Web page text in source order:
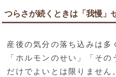
つらさが続くときは「我慢」
産後の気分の落ち込みは多
「ホルモンのせい」「そ
だけでよいとは限りません